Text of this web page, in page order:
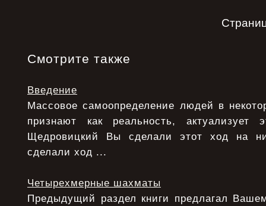
Смотрите также
Введение
Массовое самоопределение людей в
признают как реальность,
Щедровицкий Вы сделали этот ход на
сделали ход ...
Четырехмерные шахматы
Предыдущий раздел книги предлагал